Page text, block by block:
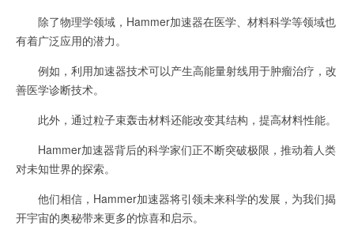
除了物理学领域，Hammer加速器在医学、材料科学等领域也
有着广泛应用的潜力。
例如，利用加速器技术可以产生高能量射线用于肿瘤治疗，改
善医学诊断技术。
此外，通过粒子束轰击材料还能改变其结构，提高材料性能。
Hammer加速器背后的科学家们正不断突破极限，推动着人类
对未知世界的探索。
他们相信，Hammer加速器将引领未来科学的发展，为我们揭
开宇宙的奥秘带来更多的惊喜和启示。